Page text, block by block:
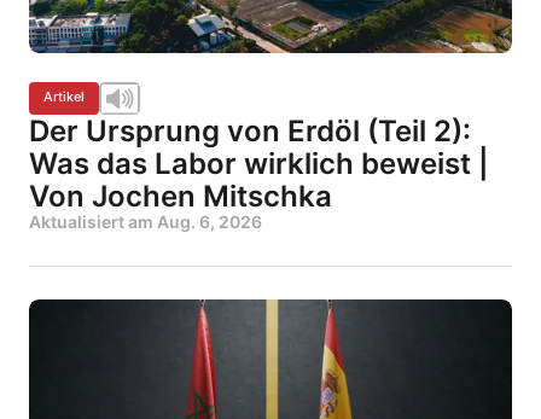
Artikel
Der Ursprung von Erdöl (Teil 2):
Was das Labor wirklich beweist |
Von Jochen Mitschka
Aktualisiert am Aug. 6, 2026